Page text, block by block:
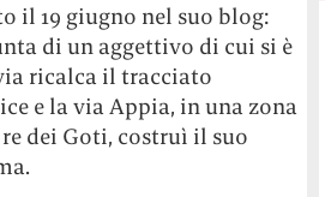
il 19 giugno nel suo blog:
di un aggettivo di cui si è
ricalca il tracciato
e la via Appia, in una zona
dei Goti, costruì il suo